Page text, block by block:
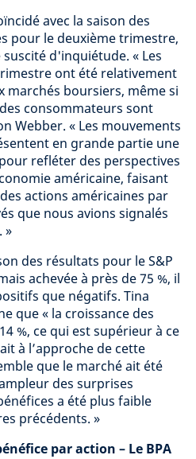
avec la saison des
pour le deuxième trimestre,
d'inquiétude. « Les
ont été relativement
marchés boursiers, même si
consommateurs sont
Webber. « Les mouvements
en grande partie une
refléter des perspectives
américaine, faisant
actions américaines par
que nous avions signalés
»
des résultats pour le S&P
achevée à près de 75 %, il
que négatifs. Tina
que « la croissance des
%, ce qui est supérieur à ce
à l’approche de cette
que le marché ait été
des surprises
a été plus faible
précédents. »
par action – Le BPA